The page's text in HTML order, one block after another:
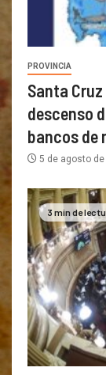
PROVINCIA
Santa
descenso
bancos de
5 de agosto de
3 min de